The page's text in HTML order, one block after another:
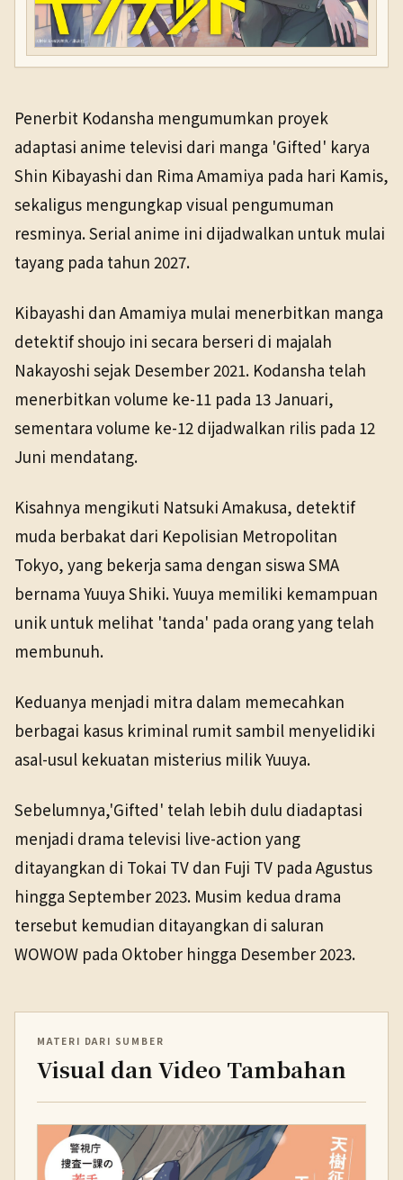
Penerbit Kodansha mengumumkan proyek
adaptasi anime televisi dari manga 'Gifted' karya
Shin Kibayashi dan Rima Amamiya pada hari Kamis,
sekaligus mengungkap visual pengumuman
resminya. Serial anime ini dijadwalkan untuk mulai
tayang pada tahun 2027.
Kibayashi dan Amamiya mulai menerbitkan manga
detektif shoujo ini secara berseri di majalah
Nakayoshi sejak Desember 2021. Kodansha telah
menerbitkan volume ke-11 pada 13 Januari,
sementara volume ke-12 dijadwalkan rilis pada 12
Juni mendatang.
Kisahnya mengikuti Natsuki Amakusa, detektif
muda berbakat dari Kepolisian Metropolitan
Tokyo, yang bekerja sama dengan siswa SMA
bernama Yuuya Shiki. Yuuya memiliki kemampuan
unik untuk melihat 'tanda' pada orang yang telah
membunuh.
Keduanya menjadi mitra dalam memecahkan
berbagai kasus kriminal rumit sambil menyelidiki
asal-usul kekuatan misterius milik Yuuya.
Sebelumnya,'Gifted' telah lebih dulu diadaptasi
menjadi drama televisi live-action yang
ditayangkan di Tokai TV dan Fuji TV pada Agustus
hingga September 2023. Musim kedua drama
tersebut kemudian ditayangkan di saluran
WOWOW pada Oktober hingga Desember 2023.
MATERI DARI SUMBER
Visual dan Video Tambahan